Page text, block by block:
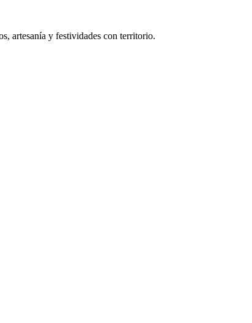
artesanía y festividades con territorio.